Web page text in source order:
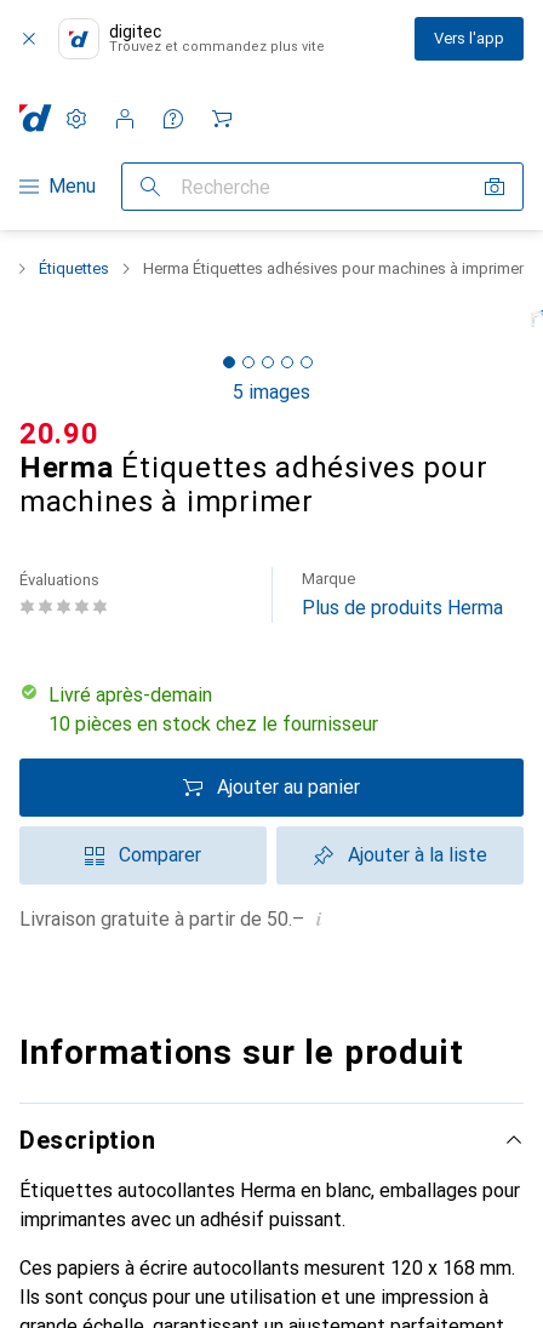
digitec
Trouvez et commandez plus vite Vers l'app
Navigation par catégorie
Menu Recherche
Paramètres
Compte client
Listes de comparaison
Listes d'envies
Panier
Étiquettes Herma Étiquettes adhésives pour machines à imprimer
5 images
Herma Étiquettes adhésives pour
machines à imprimer
CHF
20.90
Évaluations Marque
Plus de produits Herma
Livré après-demain
10 pièces en stock chez le fournisseur
Ajouter au panier
Comparer Ajouter à la liste
Livraison gratuite à partir de 50.– i
Informations sur le produit
Description
Étiquettes autocollantes Herma en blanc, emballages pour
imprimantes avec un adhésif puissant.
Ces papiers à écrire autocollants mesurent 120 x 168 mm.
Ils sont conçus pour une utilisation et une impression à